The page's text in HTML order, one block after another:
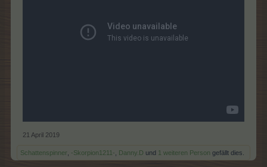
21 April 2019
Schattenspinner -Skorpion1211- Danny.D und 1 weiteren Person gefällt dies.